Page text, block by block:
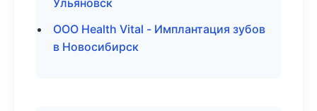
Ульяновск
ООО Health Vital - Имплантация зубов
в Новосибирск